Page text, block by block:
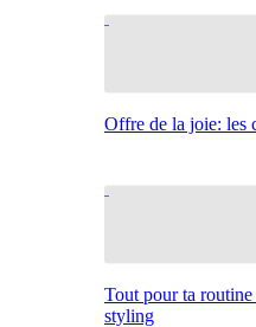
Offre de la joie: les
Tout pour ta
styling